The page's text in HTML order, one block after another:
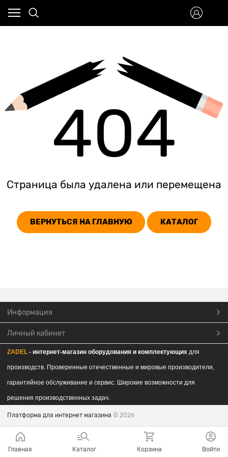
404
Страница была удалена или перемещена
ВЕРНУТЬСЯ НА ГЛАВНУЮ КАТАЛОГ
Информация
Личный кабинет
ZADEL - интернет-магазин оборудования и комплектующих для
производств. Проверенные отечественные и мировые производители,
гарантийное обслуживание и сервис. Широкие возможности для
решения производственных задач.
Платформа для интернет магазина © 2026
Главная Каталог Корзина Войти